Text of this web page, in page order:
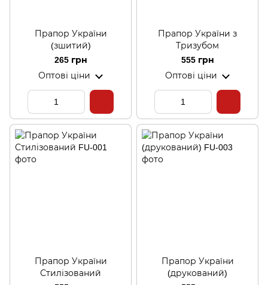
Прапор України
(зшитий)
265 грн
Оптові ціни
Прапор України з
Тризубом
555 грн
Оптові ціни
Прапор України
Стилізований
Прапор України
(друкований)